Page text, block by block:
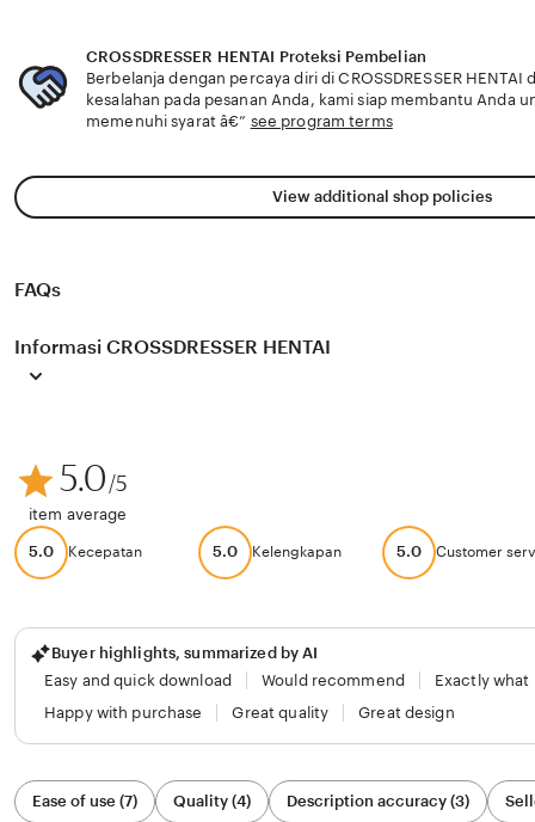
CROSSDRESSER HENTAI Proteksi Pembelian
Berbelanja dengan percaya diri di CROSSDRESSER
kesalahan pada pesanan Anda, kami siap membantu Anda
memenuhi syarat â€” see program terms
View additional shop policies
FAQs
Informasi CROSSDRESSER HENTAI
5.0/5
item average
5.0 Kecepatan 5.0 Kelengkapan 5.0 Customer
Buyer highlights, summarized by AI
Easy and quick download
Would recommend
Exactly what
Happy with purchase
Great quality Great design
Filter
byEase of use (7) Quality (4) Description accuracy (3)